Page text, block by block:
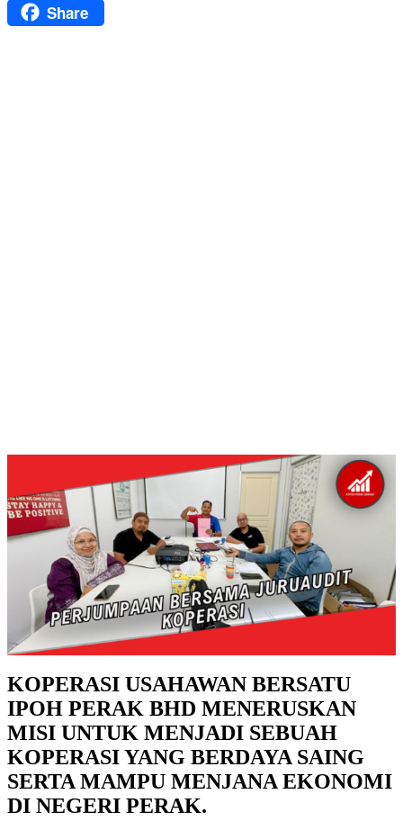
FacebookShare
KOPERASI USAHAWAN BERSATU
IPOH PERAK BHD MENERUSKAN
MISI UNTUK MENJADI SEBUAH
KOPERASI YANG BERDAYA SAING
SERTA MAMPU MENJANA EKONOMI
DI NEGERI PERAK.